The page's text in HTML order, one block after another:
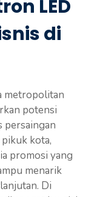
LED
di
metropolitan
potensi
persaingan
kota,
promosi yang
menarik
Di